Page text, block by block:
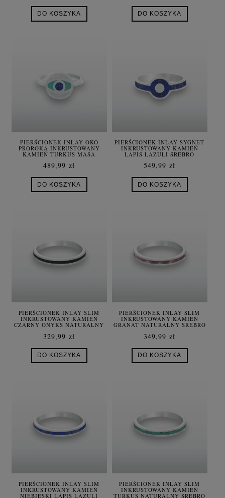
DO KOSZYKA DO KOSZYKA
PIERŚCIONEK INLAY OKO
PROROKA INKRUSTOWANY
KAMIEŃ TURKUS MASA
489,99 zł
DO KOSZYKA
PIERŚCIONEK INLAY SYGNET
INKRUSTOWANY KAMIEŃ
LAPIS LAZULI SREBRO
549,99 zł
DO KOSZYKA
PIERŚCIONEK INLAY SLIM
INKRUSTOWANY KAMIEŃ
CZARNY ONYKS NATURALNY
329,99 zł
DO KOSZYKA
PIERŚCIONEK INLAY SLIM
INKRUSTOWANY KAMIEŃ
GRANAT NATURALNY SREBRO
349,99 zł
DO KOSZYKA
PIERŚCIONEK INLAY SLIM
INKRUSTOWANY KAMIEŃ
NIEBIESKI LAPIS LAZULI
PIERŚCIONEK INLAY SLIM
INKRUSTOWANY KAMIEŃ
TURKUS NATURALNY SREBRO